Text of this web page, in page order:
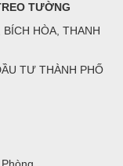
TƯỜNG
HÒA, THANH
TƯ THÀNH PHỐ